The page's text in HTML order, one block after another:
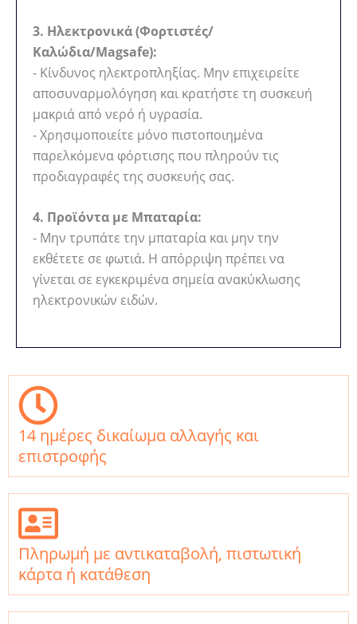
3. Ηλεκτρονικά (Φορτιστές/
Καλώδια/Magsafe):
- Κίνδυνος ηλεκτροπληξίας. Μην επιχειρείτε
αποσυναρμολόγηση και κρατήστε τη συσκευή
μακριά από νερό ή υγρασία.
- Χρησιμοποιείτε μόνο πιστοποιημένα
παρελκόμενα φόρτισης που πληρούν τις
προδιαγραφές της συσκευής σας.
4. Προϊόντα με Μπαταρία:
- Μην τρυπάτε την μπαταρία και μην την
εκθέτετε σε φωτιά. Η απόρριψη πρέπει να
γίνεται σε εγκεκριμένα σημεία ανακύκλωσης
ηλεκτρονικών ειδών.
14 ημέρες δικαίωμα αλλαγής και
επιστροφής
Πληρωμή με αντικαταβολή, πιστωτική
κάρτα ή κατάθεση